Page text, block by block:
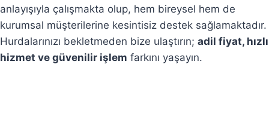
anlayışıyla çalışmakta olup, hem bireysel hem de
kurumsal müşterilerine kesintisiz destek sağlamaktadır.
Hurdalarınızı bekletmeden bize ulaştırın; adil fiyat, hızlı
hizmet ve güvenilir işlem farkını yaşayın.